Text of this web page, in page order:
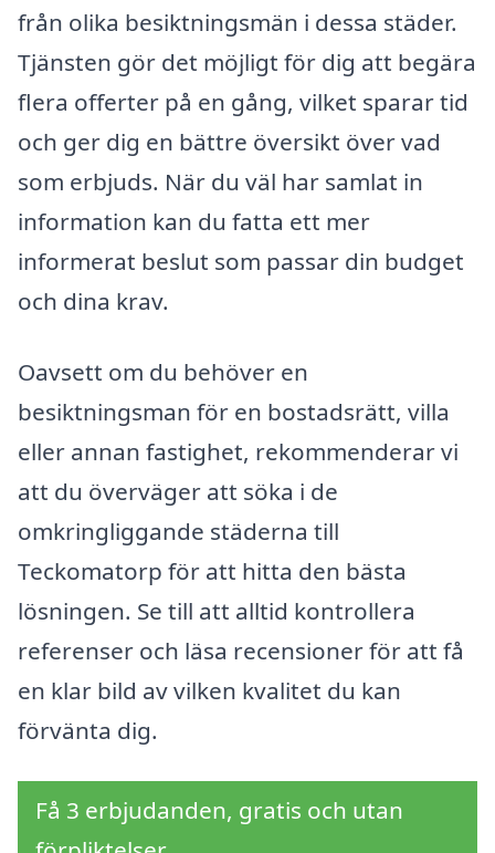
från olika besiktningsmän i dessa städer.
Tjänsten gör det möjligt för dig att begära
flera offerter på en gång, vilket sparar tid
och ger dig en bättre översikt över vad
som erbjuds. När du väl har samlat in
information kan du fatta ett mer
informerat beslut som passar din budget
och dina krav.
Oavsett om du behöver en
besiktningsman för en bostadsrätt, villa
eller annan fastighet, rekommenderar vi
att du överväger att söka i de
omkringliggande städerna till
Teckomatorp för att hitta den bästa
lösningen. Se till att alltid kontrollera
referenser och läsa recensioner för att få
en klar bild av vilken kvalitet du kan
förvänta dig.
Få 3 erbjudanden, gratis och utan